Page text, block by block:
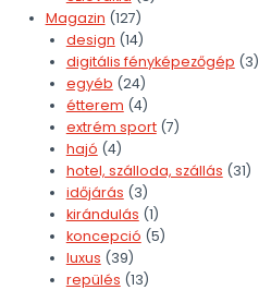
Magazin (127)
design (14)
digitális fényképezőgép (3)
egyéb (24)
étterem (4)
extrém sport(7)
hajó (4)
hotel, szálloda, szállás (31)
időjárás (3)
kirándulás (1)
koncepció (5)
luxus (39)
repülés (13)